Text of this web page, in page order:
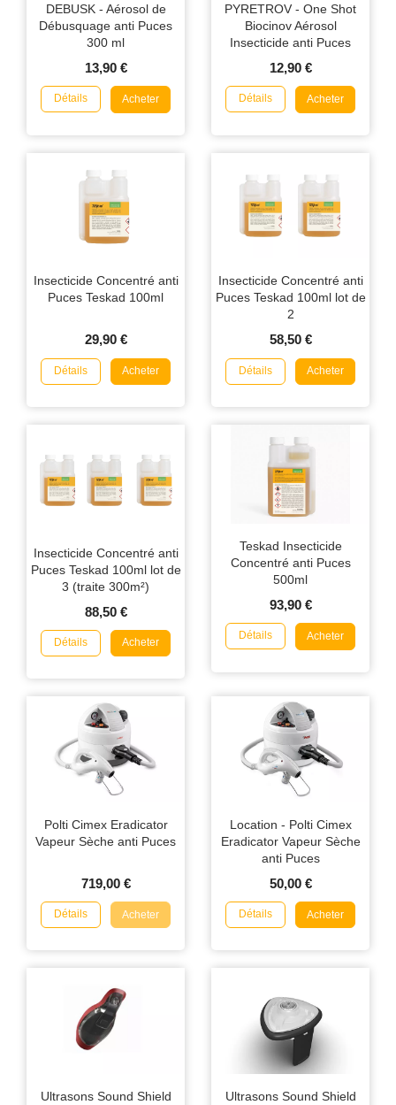
DEBUSK - Aérosol de
Débusquage anti Puces
300 ml
13,90 €
Détails Acheter
PYRETROV - One Shot
Biocinov Aérosol
Insecticide anti Puces
12,90 €
Détails Acheter
Insecticide Concentré anti
Puces Teskad 100ml
29,90 €
Détails Acheter
Insecticide Concentré anti
Puces Teskad 100ml lot de
2
58,50 €
Détails Acheter
Insecticide Concentré anti
Puces Teskad 100ml lot de
3 (traite 300m²)
88,50 €
Détails Acheter
Teskad Insecticide
Concentré anti Puces
500ml
93,90 €
Détails Acheter
Polti Cimex Eradicator
Vapeur Sèche anti Puces
719,00 €
Détails Acheter
Location - Polti Cimex
Eradicator Vapeur Sèche
anti Puces
50,00 €
Détails Acheter
Ultrasons Sound Shield Ultrasons Sound Shield